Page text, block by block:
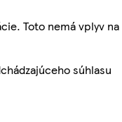
Toto nemá vplyv na
súhlasu